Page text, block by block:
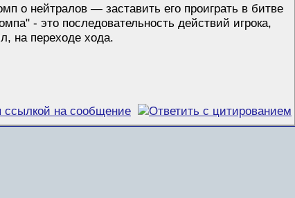
о нейтралов — заставить его проиграть в битве
- это последовательность действий игрока,
на переходе хода.